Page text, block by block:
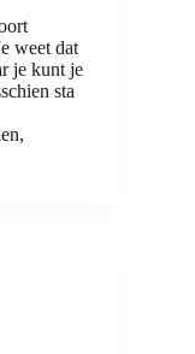
weet dat
je kunt je
sta
,